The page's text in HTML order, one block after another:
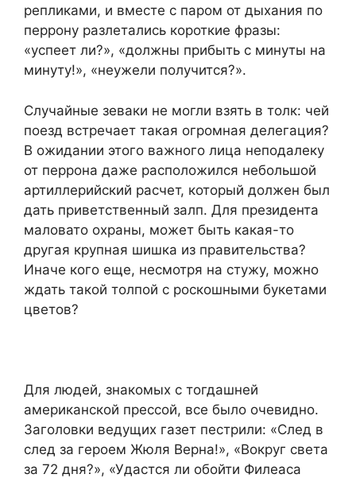
репликами, и вместе с паром от дыхания по
перрону разлетались короткие фразы:
«успеет ли?», «должны прибыть с минуты на
минуту!», «неужели получится?».
Случайные зеваки не могли взять в толк: чей
поезд встречает такая огромная делегация?
В ожидании этого важного лица неподалеку
от перрона даже расположился небольшой
артиллерийский расчет, который должен был
дать приветственный залп. Для президента
маловато охраны, может быть какая-то
другая крупная шишка из правительства?
Иначе кого еще, несмотря на стужу, можно
ждать такой толпой с роскошными букетами
цветов?
Для людей, знакомых с тогдашней
американской прессой, все было очевидно.
Заголовки ведущих газет пестрили: «След в
след за героем Жюля Верна!», «Вокруг света
за 72 дня?», «Удастся ли обойти Филеаса